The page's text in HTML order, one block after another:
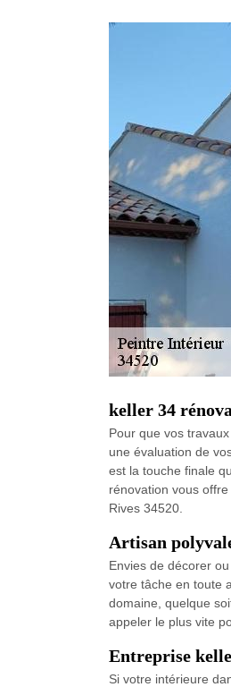
keller 34
Pour que vos
une évaluation de
est la touche finale
rénovation vous
Rives 34520.
Artisan
Envies de décorer
votre tâche en toute
domaine, quelque
appeler le plus vite
Entreprise
Si votre intérieure